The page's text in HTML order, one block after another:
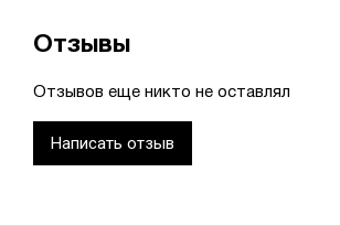
Отзывы
Отзывов еще никто не оставлял
Написать отзыв